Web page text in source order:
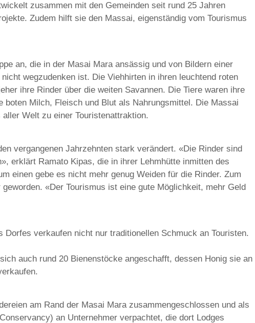
zusammen mit den Gemeinden seit rund 25 Jahren
Zudem hilft sie den Massai, eigenständig vom Tourismus
an, die in der Masai Mara ansässig und von Bildern einer
wegzudenken ist. Die Viehhirten in ihren leuchtend roten
ihre Rinder über die weiten Savannen. Die Tiere waren ihre
boten Milch, Fleisch und Blut als Nahrungsmittel. Die Massai
Welt zu einer Touristenattraktion.
vergangenen Jahrzehnten stark verändert. «Die Rinder sind
erklärt Ramato Kipas, die in ihrer Lehmhütte inmitten des
einen gebe es nicht mehr genug Weiden für die Rinder. Zum
«Der Tourismus ist eine gute Möglichkeit, mehr Geld
Dorfes verkaufen nicht nur traditionellen Schmuck an Touristen.
auch rund 20 Bienenstöcke angeschafft, dessen Honig sie an
am Rand der Masai Mara zusammengeschlossen und als
an Unternehmer verpachtet, die dort Lodges